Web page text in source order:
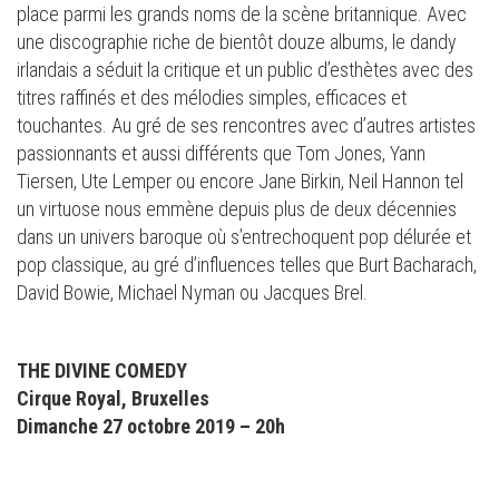
place parmi les grands noms de la scène britannique. Avec
une discographie riche de bientôt douze albums, le dandy
irlandais a séduit la critique et un public d’esthètes avec des
titres raffinés et des mélodies simples, efficaces et
touchantes. Au gré de ses rencontres avec d’autres artistes
passionnants et aussi différents que Tom Jones, Yann
Tiersen, Ute Lemper ou encore Jane Birkin, Neil Hannon tel
un virtuose nous emmène depuis plus de deux décennies
dans un univers baroque où s’entrechoquent pop délurée et
pop classique, au gré d’influences telles que Burt Bacharach,
David Bowie, Michael Nyman ou Jacques Brel.
THE DIVINE COMEDY
Cirque Royal, Bruxelles
Dimanche 27 octobre 2019 – 20h